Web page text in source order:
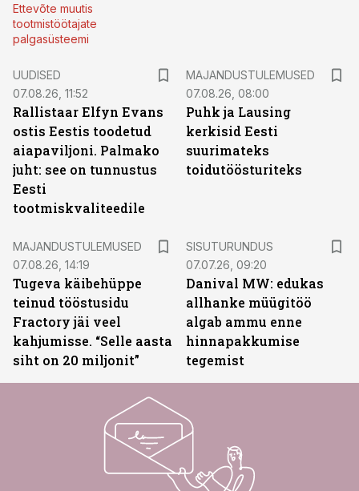
Ettevõte muutis
tootmistöötajate
palgasüsteemi
UUDISED
07.08.26, 11:52
Rallistaar Elfyn Evans
ostis Eestis toodetud
aiapaviljoni. Palmako
juht: see on tunnustus
Eesti
tootmiskvaliteedile
MAJANDUSTULEMUSED
07.08.26, 08:00
Puhk ja Lausing
kerkisid Eesti
suurimateks
toidutöösturiteks
MAJANDUSTULEMUSED
07.08.26, 14:19
Tugeva käibehüppe
teinud tööstusidu
Fractory jäi veel
kahjumisse. “Selle aasta
siht on 20 miljonit”
SISUTURUNDUS
07.07.26, 09:20
Danival MW: edukas
allhanke müügitöö
algab ammu enne
hinnapakkumise
tegemist